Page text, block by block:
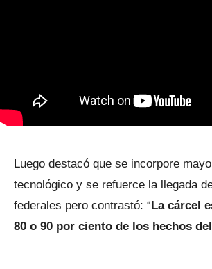
Luego destacó que se incorpore
tecnológico y se refuerce la llegada
federales pero contrastó: “La cárcel
80 o 90 por ciento de los hechos